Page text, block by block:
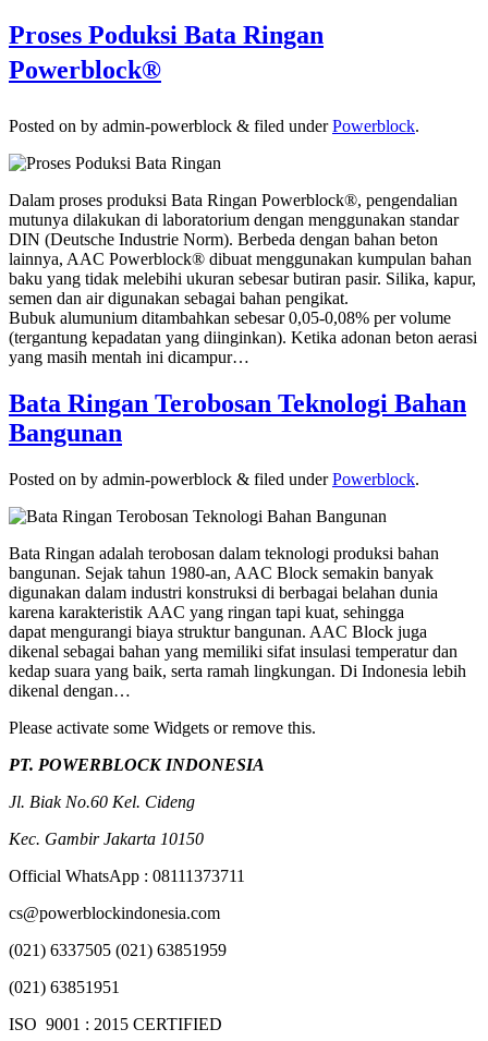
Proses Poduksi Bata Ringan
Powerblock®
Posted on by admin-powerblock & filed underPowerblock.
Dalam proses produksi Bata Ringan Powerblock®, pengendalian
mutunya dilakukan di laboratorium dengan menggunakan standar
DIN (Deutsche Industrie Norm). Berbeda dengan bahan beton
lainnya, AAC Powerblock® dibuat menggunakan kumpulan bahan
baku yang tidak melebihi ukuran sebesar butiran pasir. Silika, kapur,
semen dan air digunakan sebagai bahan pengikat.
Bubuk alumunium ditambahkan sebesar 0,05-0,08% per volume
(tergantung kepadatan yang diinginkan). Ketika adonan beton aerasi
yang masih mentah ini dicampur…
Bata Ringan Terobosan Teknologi Bahan
Bangunan
Posted on by admin-powerblock & filed underPowerblock.
Bata Ringan adalah terobosan dalam teknologi produksi bahan
bangunan. Sejak tahun 1980-an, AAC Block semakin banyak
digunakan dalam industri konstruksi di berbagai belahan dunia
karena karakteristik AAC yang ringan tapi kuat, sehingga
dapat mengurangi biaya struktur bangunan. AAC Block juga
dikenal sebagai bahan yang memiliki sifat insulasi temperatur dan
kedap suara yang baik, serta ramah lingkungan. Di Indonesia lebih
dikenal dengan…
Please activate some Widgets or remove this.
PT. POWERBLOCK INDONESIA
Jl. Biak No.60 Kel. Cideng
Kec. Gambir Jakarta 10150
Official WhatsApp : 08111373711
cs@powerblockindonesia.com
(021) 6337505 (021) 63851959
(021) 63851951
ISO 9001 : 2015 CERTIFIED